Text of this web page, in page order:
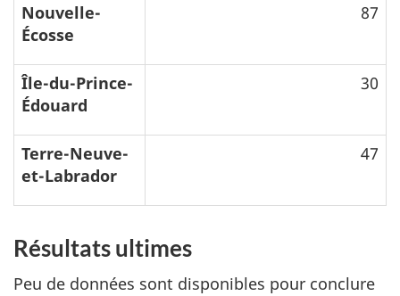
Nouvelle-
Écosse
87
Île-du-Prince-
Édouard
30
Terre-Neuve-
et-Labrador
47
Résultats ultimes
Peu de données sont disponibles pour conclure